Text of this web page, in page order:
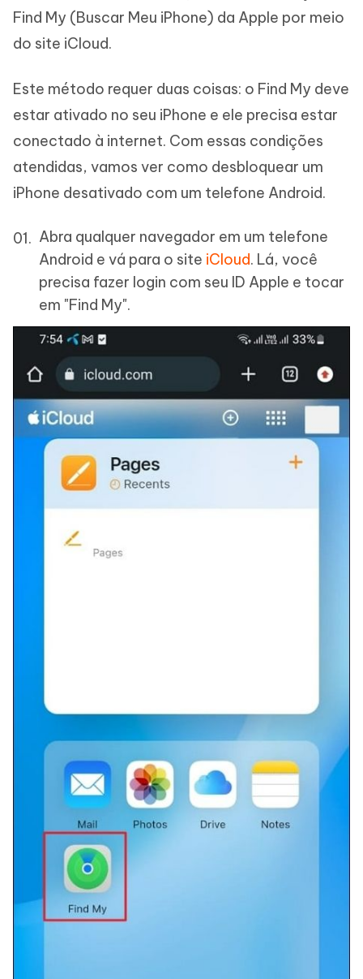
Find My (Buscar Meu iPhone) da Apple por meio
do site iCloud.
Este método requer duas coisas: o Find My deve
estar ativado no seu iPhone e ele precisa estar
conectado à internet. Com essas condições
atendidas, vamos ver como desbloquear um
iPhone desativado com um telefone Android.
Abra qualquer navegador em um telefone
Android e vá para o site iCloud. Lá, você
precisa fazer login com seu ID Apple e tocar
em "Find My".